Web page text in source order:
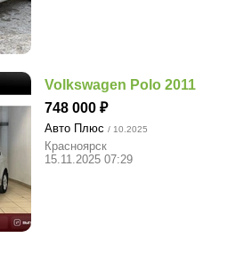
Volkswagen Polo 2011
748 000
Авто Плюс / 10.2025
Красноярск
15.11.2025 07:29